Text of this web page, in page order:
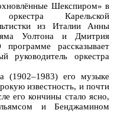
Шекспиром» в
Карельской
из Италии Анны
Уолтона и Дмитрия
рассказывает
руководитель оркестра
(1902–1983) его музыке
известность, и почти
его кончины стало ясно,
и Бенджамином